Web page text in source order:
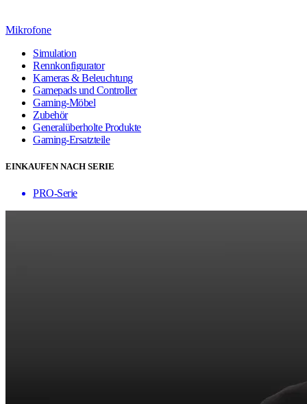
Mikrofone
Simulation
Rennkonfigurator
Kameras & Beleuchtung
Gamepads und Controller
Gaming-Möbel
Zubehör
Generalüberholte Produkte
Gaming-Ersatzteile
EINKAUFEN NACH SERIE
PRO-Serie